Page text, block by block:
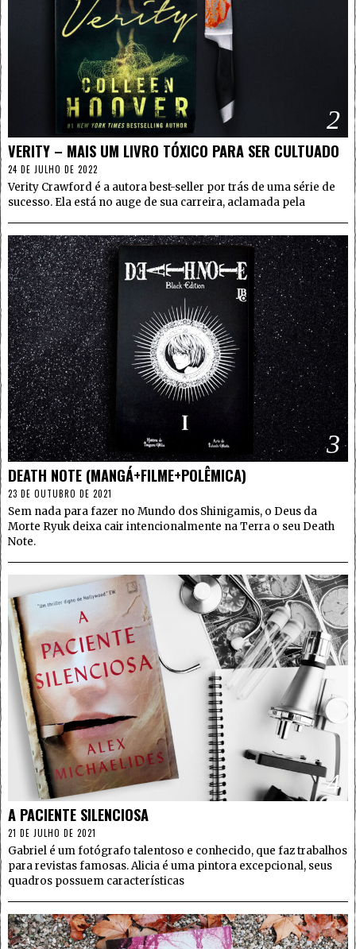
2
VERITY – MAIS UM LIVRO TÓXICO PARA SER CULTUADO
24 DE JULHO DE 2022
Verity Crawford é a autora best-seller por trás de uma série de
sucesso. Ela está no auge de sua carreira, aclamada pela
3
DEATH NOTE (MANGÁ+FILME+POLÊMICA)
23 DE OUTUBRO DE 2021
Sem nada para fazer no Mundo dos Shinigamis, o Deus da
Morte Ryuk deixa cair intencionalmente na Terra o seu Death
Note.
4
A PACIENTE SILENCIOSA
21 DE JULHO DE 2021
Gabriel é um fotógrafo talentoso e conhecido, que faz trabalhos
para revistas famosas. Alicia é uma pintora excepcional, seus
quadros possuem características